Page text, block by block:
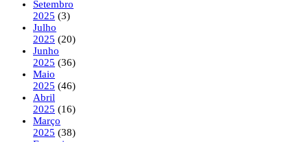
Setembro
2025 (3)
Julho
2025 (20)
Junho
2025 (36)
Maio
2025 (46)
Abril
2025 (16)
Março
2025 (38)